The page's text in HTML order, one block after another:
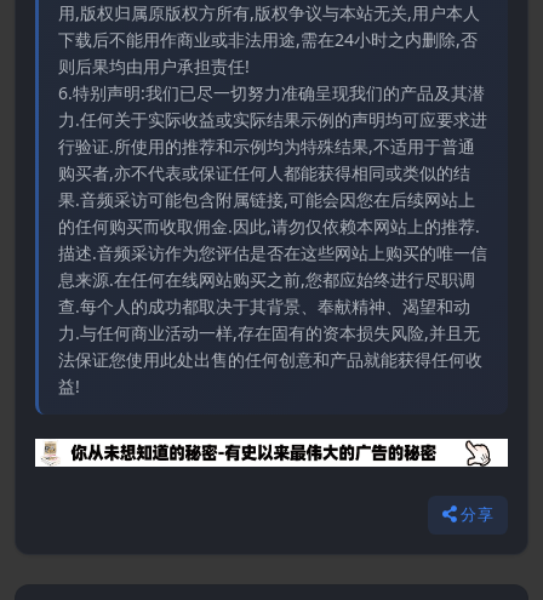
用,版权归属原版权方所有,版权争议与本站无关,用户本人
下载后不能用作商业或非法用途,需在24小时之内删除,否
则后果均由用户承担责任!
6.特别声明:我们已尽一切努力准确呈现我们的产品及其潜
力.任何关于实际收益或实际结果示例的声明均可应要求进
行验证.所使用的推荐和示例均为特殊结果,不适用于普通
购买者,亦不代表或保证任何人都能获得相同或类似的结
果.音频采访可能包含附属链接,可能会因您在后续网站上
的任何购买而收取佣金.因此,请勿仅依赖本网站上的推荐.
描述.音频采访作为您评估是否在这些网站上购买的唯一信
息来源.在任何在线网站购买之前,您都应始终进行尽职调
查.每个人的成功都取决于其背景、奉献精神、渴望和动
力.与任何商业活动一样,存在固有的资本损失风险,并且无
法保证您使用此处出售的任何创意和产品就能获得任何收
益!
分享